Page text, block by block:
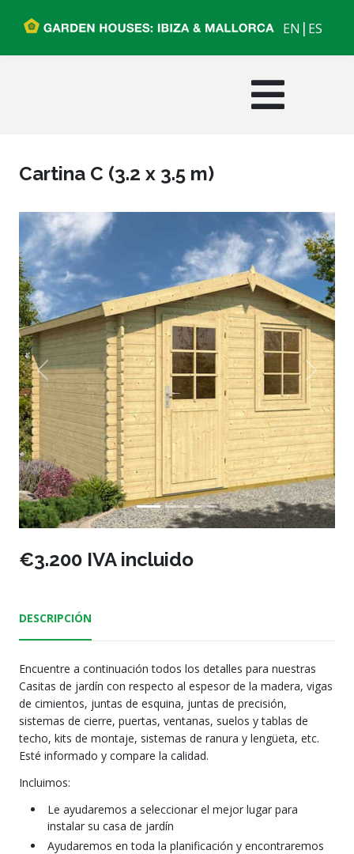
EN | ES
Cartina C (3.2 x 3.5 m)
Previous Next
€3.200 IVA incluido
DESCRIPCIÓN
Encuentre a continuación todos los detalles para nuestras
Casitas de jardín con respecto al espesor de la madera, vigas
de cimientos, juntas de esquina, juntas de precisión,
sistemas de cierre, puertas, ventanas, suelos y tablas de
techo, kits de montaje, sistemas de ranura y lengüeta, etc.
Esté informado y compare la calidad.
Incluimos:
Le ayudaremos a seleccionar el mejor lugar para
instalar su casa de jardín
Ayudaremos en toda la planificación y encontraremos